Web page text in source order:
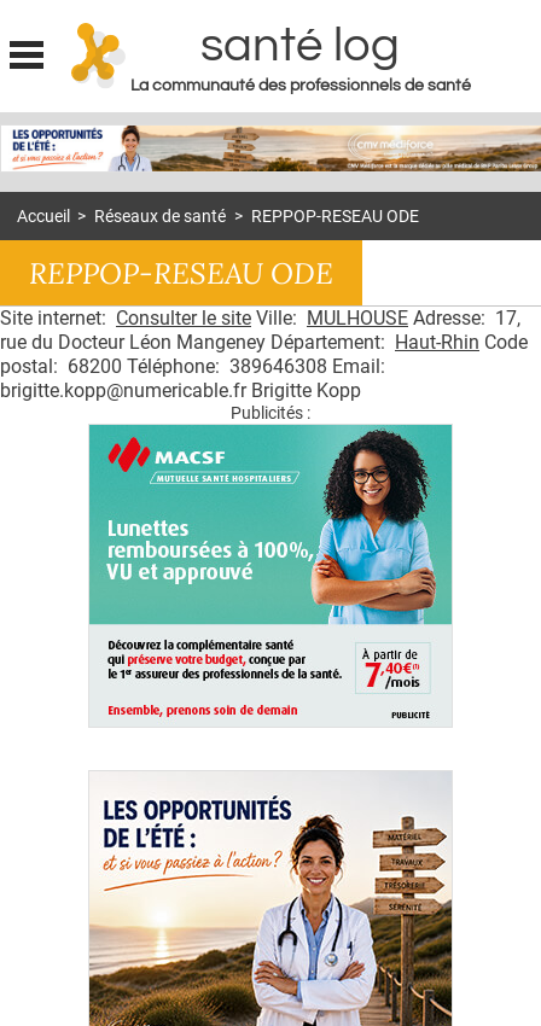
Jump to navigation
santé log
La communauté des professionnels de santé
MON COMPTE
ACTUS
DOSSIERS
RÉSEAUX
QUI SOMMES-NOUS ?
CONDITIONS GÉNÉRALES
Accueil > Réseaux de santé > REPPOP-RESEAU ODE
REPPOP-RESEAU ODE
Site internet: Consulter le site Ville: MULHOUSE Adresse: 17,
rue du Docteur Léon Mangeney Département: Haut-Rhin Code
postal: 68200 Téléphone: 389646308 Email:
brigitte.kopp@numericable.fr Brigitte Kopp
Publicités :